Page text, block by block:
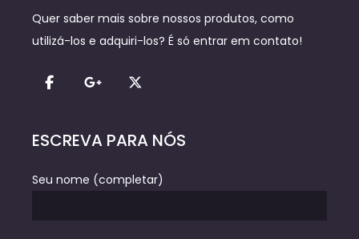
Quer saber mais sobre nossos produtos, como
utilizá-los e adquiri-los? É só entrar em contato!
ESCREVA PARA NÓS
Seu nome (completar)